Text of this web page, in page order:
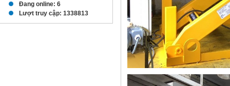
Đang online: 6
Lượt truy cập: 1338813